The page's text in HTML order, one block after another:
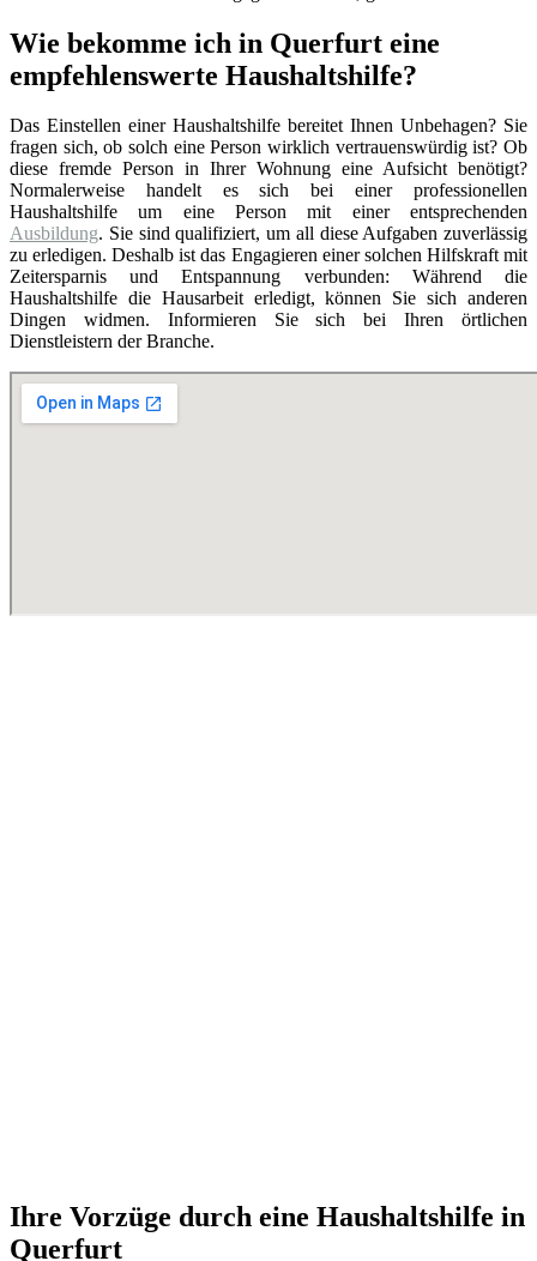
Wie bekomme ich in Querfurt eine
empfehlenswerte Haushaltshilfe?
Das Einstellen einer Haushaltshilfe bereitet Ihnen Unbehagen? Sie
fragen sich, ob solch eine Person wirklich vertrauenswürdig ist? Ob
diese fremde Person in Ihrer Wohnung eine Aufsicht benötigt?
Normalerweise handelt es sich bei einer professionellen
Haushaltshilfe um eine Person mit einer entsprechenden
Ausbildung. Sie sind qualifiziert, um all diese Aufgaben zuverlässig
zu erledigen. Deshalb ist das Engagieren einer solchen Hilfskraft mit
Zeitersparnis und Entspannung verbunden: Während die
Haushaltshilfe die Hausarbeit erledigt, können Sie sich anderen
Dingen widmen. Informieren Sie sich bei Ihren örtlichen
Dienstleistern der Branche.
Ihre Vorzüge durch eine Haushaltshilfe in
Querfurt